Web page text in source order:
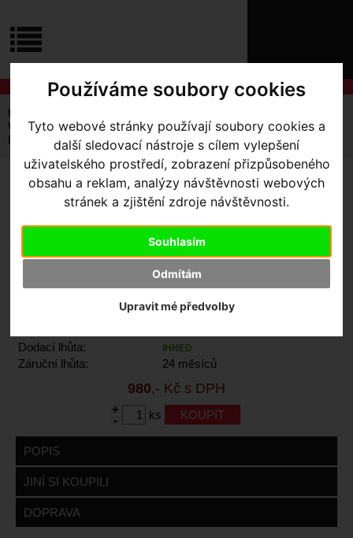
Používáme soubory cookies
Tyto webové stránky používají soubory cookies a
další sledovací nástroje s cílem vylepšení
uživatelského prostředí, zobrazení přizpůsobeného
obsahu a reklam, analýzy návštěvnosti webových
stránek a zjištění zdroje návštěvnosti.
Souhlasím
Odmítám
Upravit mé předvolby
O
NÁKUPU
SLUŽBY
Úvodní strana
WOLF TOOTH PRODLOUŽENÍ PATKY ROADLINK DIRECT
MOUNT
WOLF TOOTH
PRODLOUŽENÍ PATKY
ROADLINK DIRECT MOUNT
Wolf Tooth
Dodací lhůta:
IHNED
Záruční lhůta: 24 měsíců
980,- Kč s DPH
+
-
ks
POPIS
JINÍ SI KOUPILI
DOPRAVA